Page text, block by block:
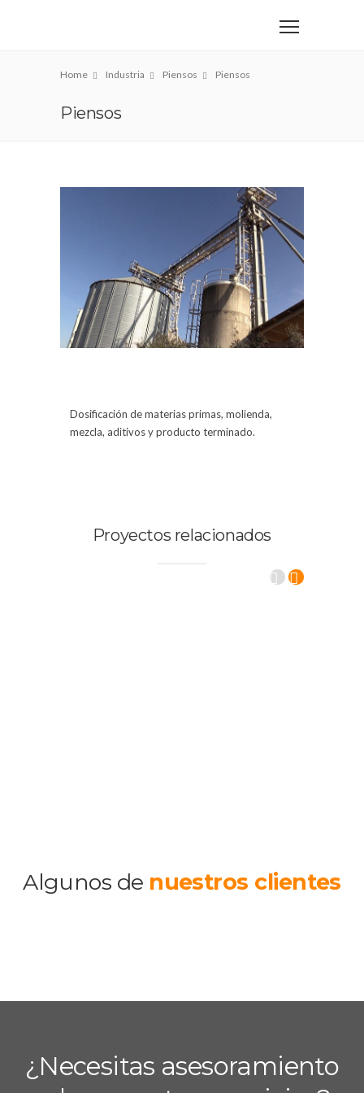
Home Industria Piensos Piensos
Piensos
Dosificación de materias primas, molienda,
mezcla, aditivos y producto terminado.
Proyectos relacionados
Algunos de nuestros clientes
¿Necesitas asesoramiento